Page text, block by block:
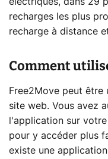
recharges les plus
recharge à distance
Comment
Free2Move peut être
site web. Vous avez
l'application sur
pour y accéder plus
existe une